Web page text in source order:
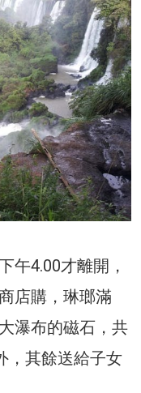
午4.00才離開，
店購，琳瑯滿
瀑布的磁石，共
，其餘送給子女